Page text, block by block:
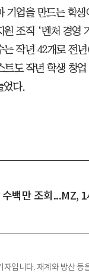
기업을 만드는 학생
조직 ‘벤처 경영
는 작년 42개로 전
트도 작년 학생 창업
다.
백만 조회...MZ,
자입니다. 재계와 방산 등